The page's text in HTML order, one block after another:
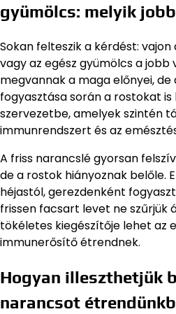
gyümölcs: melyik
Sokan felteszik a kérdést:
vagy az egész gyümölcs a
megvannak a maga előnyei, de
fogyasztása során a rostokat
szervezetbe, amelyek szintén
immunrendszert és az
A friss narancslé gyorsan
de a rostok hiányoznak belőle.
héjastól, gerezdenként
frissen facsart levet ne szűrjük
tökéletes kiegészítője lehet az
immunerősítő étrendnek.
Hogyan illeszthetjük
narancsot